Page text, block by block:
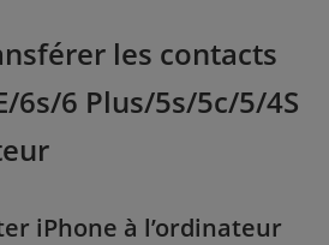
les contacts
6s/6 Plus/5s/5c/5/4S
iPhone à l’ordinateur